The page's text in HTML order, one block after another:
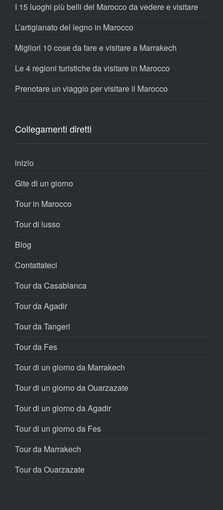
I 15 luoghi più belli del Marocco da vedere e visitare
L’artigianato del legno in Marocco
Migliori 10 cose da fare e visitare a Marrakech
Le 4 regioni turistiche da visitare in Marocco
Prenotare un viaggio per visitare il Marocco
Collegamenti diretti
inizio
Gite di un giorno
Tour in Marocco
Tour di lusso
Blog
Contattateci
Tour da Casablanca
Tour da Agadir
Tour da Tangeri
Tour da Fes
Tour di un giorno da Marrakech
Tour di un giorno da Ouarzazate
Tour di un giorno da Agadir
Tour di un giorno da Fes
Tour da Marrakech
Tour da Ouarzazate